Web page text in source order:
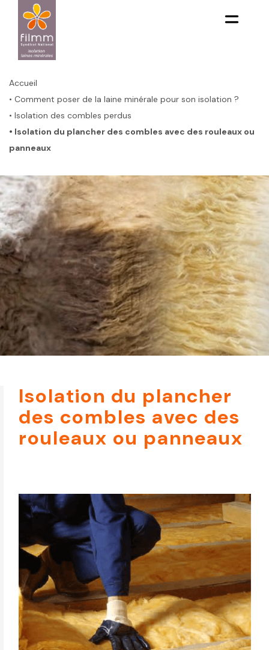
contenu
principal
Accueil
• Comment poser de la laine minérale pour son isolation ?
• Isolation des combles perdus
• Isolation du plancher des combles avec des rouleaux ou
panneaux
Isolation du plancher
des combles avec des
rouleaux ou panneaux